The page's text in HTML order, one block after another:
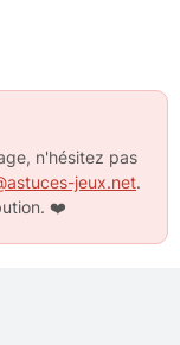
n'hésitez pas
jeux.net.
❤️